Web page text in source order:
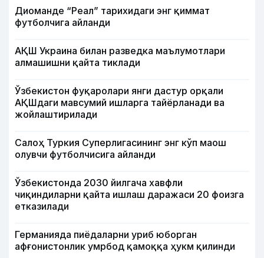
Диоманде “Реал” тарихидаги энг қиммат
футболчига айланди
АҚШ Украина билан разведка маълумотлари
алмашишни қайта тиклади
Ўзбекистон фуқаролари янги дастур орқали
АҚШдаги мавсумий ишларга тайёрланади ва
жойлаштирилади
Салоҳ Туркия Суперлигасининг энг кўп маош
олувчи футболчисига айланди
Ўзбекистонда 2030 йилгача хавфли
чиқиндиларни қайта ишлаш даражаси 20 фоизга
етказилади
Германияда пиёдаларни уриб юборган
афғонистонлик умрбод қамоққа ҳукм қилинди